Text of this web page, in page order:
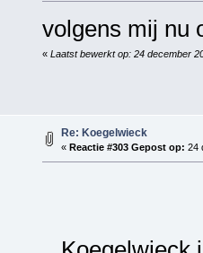
volgens mij nu
« Laatst bewerkt op: 24 december
Re: Koegelwieck
« Reactie #303 Gepost op: 24